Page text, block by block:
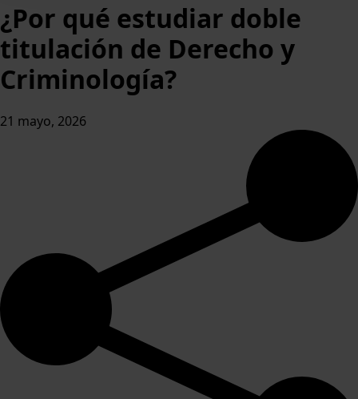
¿Por qué estudiar doble
titulación de Derecho y
Criminología?
21 mayo, 2026